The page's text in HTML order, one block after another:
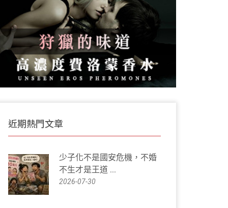
近期熱門文章
少子化不是國安危機，不婚
不生才是王道 ...
2026-07-30